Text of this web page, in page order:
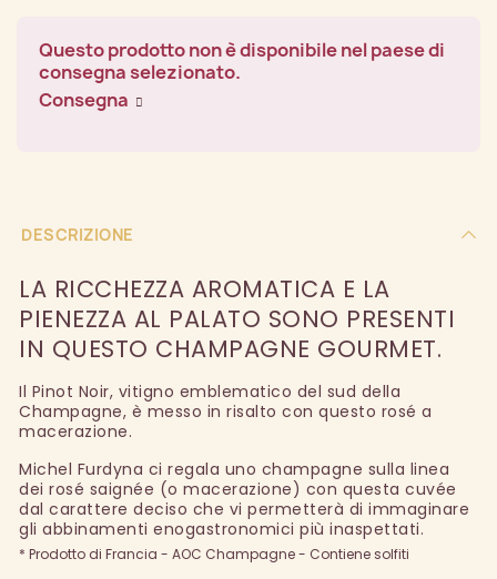
Questo prodotto non è disponibile nel paese di
consegna selezionato.
Consegna
DESCRIZIONE
LA RICCHEZZA AROMATICA E LA
PIENEZZA AL PALATO SONO PRESENTI
IN QUESTO CHAMPAGNE GOURMET.
Il Pinot Noir, vitigno emblematico del sud della
Champagne, è messo in risalto con questo rosé a
macerazione.
Michel Furdyna ci regala uno champagne sulla linea
dei rosé saignée (o macerazione) con questa cuvée
dal carattere deciso che vi permetterà di immaginare
gli abbinamenti enogastronomici più inaspettati.
* Prodotto di Francia - AOC Champagne - Contiene solfiti